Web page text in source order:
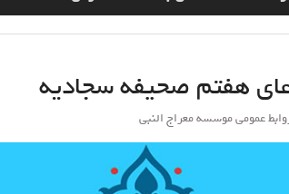
هفتم صحیفه سجادیه
عمومی موسسه معراج النبی